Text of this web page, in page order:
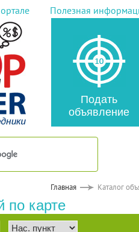
Полезная
Подать
объявление
Главная Каталог
по карте